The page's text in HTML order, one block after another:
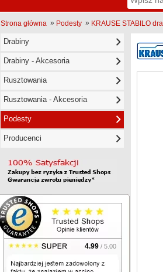
Strona główna » Podesty » KRAUSE STABILO
Drabiny
Drabiny - Akcesoria
Rusztowania
Rusztowania - Akcesoria
Podesty
Producenci
4.99 / 5.00